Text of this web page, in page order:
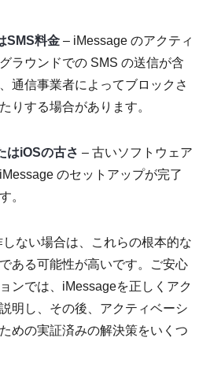
SMS料金 – iMessage のアクティ
ラウンドでの SMS の送信が含
通信事業者によってブロックさ
りする場合があります。
はiOSの古さ – 古いソフトウェア
のセットアップが完了
。
ない場合は、これらの根本的な
ある可能性が高いです。ご安心
ンでは、iMessageを正しくアク
明し、その後、アクティベーシ
めの実証済みの解決策をいくつ